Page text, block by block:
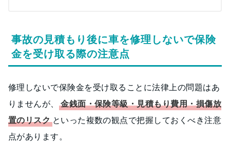
事故の見積もり後に車を修理しないで保険
金を受け取る際の注意点
修理しないで保険金を受け取ることに法律上の問題はあ
りませんが、
金銭面・保険等級・見積もり費用・損傷放
置のリスクといった複数の観点で把握しておくべき注意
点があります。